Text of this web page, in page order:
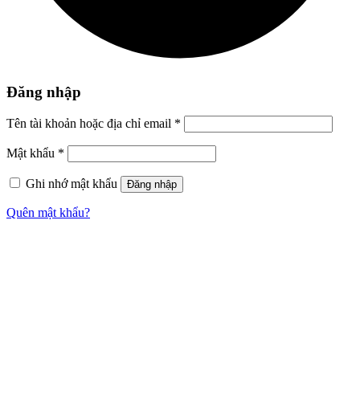
Đăng nhập
Tên tài khoản hoặc địa chỉ email *
Mật khẩu *
Ghi nhớ mật khẩu Đăng nhập
Quên mật khẩu?